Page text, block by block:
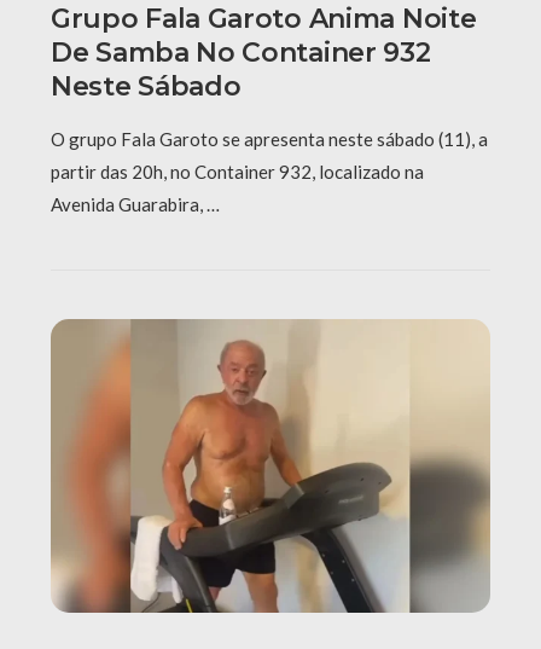
Grupo Fala Garoto Anima Noite
De Samba No Container 932
Neste Sábado
O grupo Fala Garoto se apresenta neste sábado (11), a
partir das 20h, no Container 932, localizado na
Avenida Guarabira, …